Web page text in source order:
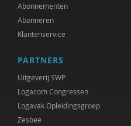
Ineke de Vries
Jan den Bakker
Gerard Drosterij
Saar Frieling
Marjorieke Glaudemans
Abonnementen
Abonneren
Klantenservice
PARTNERS
Uitgeverij SWP
Logacom Congressen
Logavak Opleidingsgroep
Zesbee